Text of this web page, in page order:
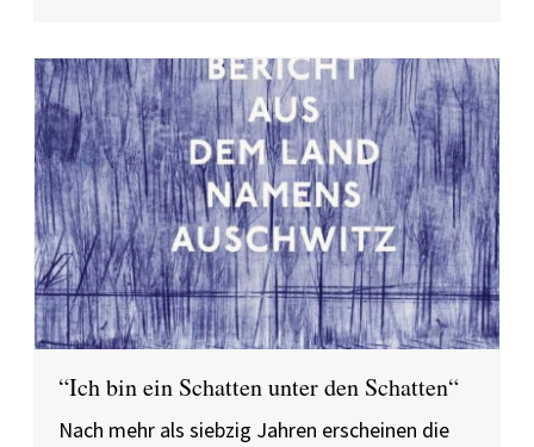
“Ich bin ein Schatten unter den Schatten“
Nach mehr als siebzig Jahren erscheinen die